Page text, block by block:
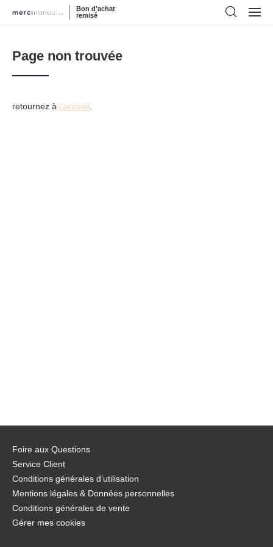
Bon d'achat
remisé
Page non trouvée
retournez à l'accueil
Foire aux Questions
Service Client
Conditions générales d’utilisation
Mentions légales & Données personnelles
Conditions générales de vente
Gérer mes cookies